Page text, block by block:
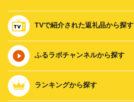
TVで紹介された返礼品から探す
ふるラボチャンネルから探す
ランキングから探す